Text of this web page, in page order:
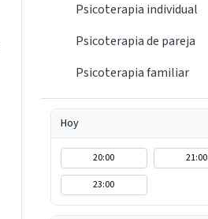
Psicoterapia individual
Psicoterapia de pareja
Psicoterapia familiar
Hoy
20:00 21:00
23:00